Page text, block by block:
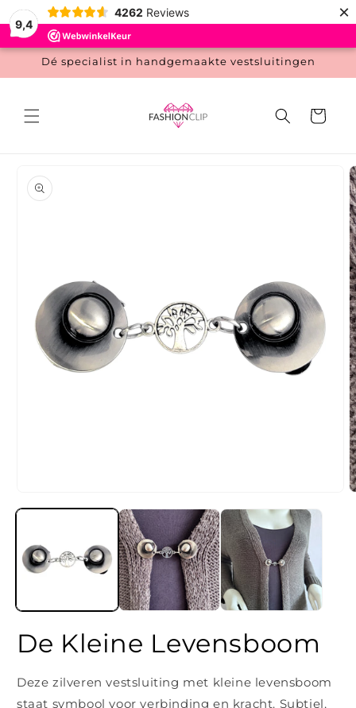
9,4
4262 Reviews ×
naar de
content
Dé specialist in handgemaakte vestsluitingen
1
modaal
De Kleine Levensboom
Deze zilveren vestsluiting met kleine levensboom
staat symbool voor verbinding en kracht. Subtiel,